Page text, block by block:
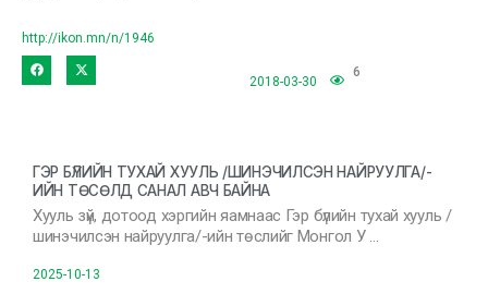
http://ikon.mn/n/1946
2018-03-30
6
ГЭР БҮЛИЙН ТУХАЙ ХУУЛЬ /ШИНЭЧИЛСЭН НАЙРУУЛГА/-
ИЙН ТӨСӨЛД САНАЛ АВЧ БАЙНА
Хууль зүй, дотоод хэргийн яамнаас Гэр бүлийн тухай хууль /
шинэчилсэн найруулга/-ийн төслийг Монгол У …
2025-10-13